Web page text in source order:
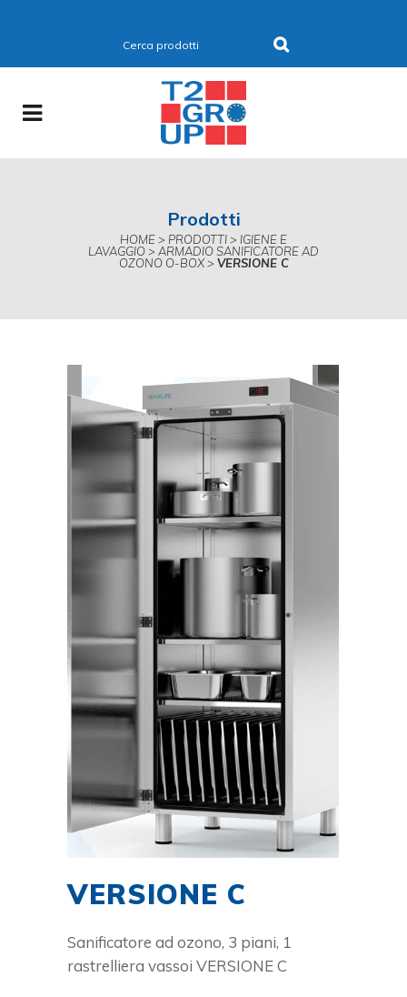
Prodotti
HOME> PRODOTTI> IGIENE E
LAVAGGIO> ARMADIO SANIFICATORE AD
OZONO O-BOX> VERSIONE C
VERSIONE C
Sanificatore ad ozono, 3 piani, 1
rastrelliera vassoi VERSIONE C